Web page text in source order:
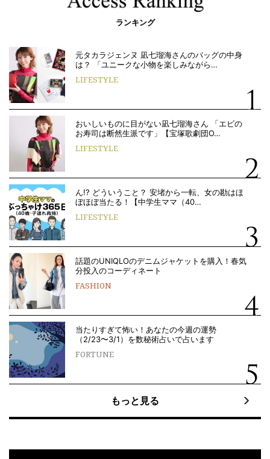
ランキング
元タカラジェンヌ 凪七瑠海さんのバッグの中身
は？ 「ユニークな小物を楽しみながら…
LIFESTYLE
おいしいものに目がない凪七瑠海さん 「エビの
お寿司は断然生派です」【宝塚歌劇団O…
LIFESTYLE
ん!? どういうこと？ 安堵から一転、女の勘はほ
ぼほぼ当たる！【中学生ママ（40…
LIFESTYLE
話題のUNIQLOのデニムジャケットを購入！春気
分投入のコーディネート
FASHION
当たりすぎて怖い！あなたの今週の運勢
（2/23〜3/1）を数秘術占いで占います
FORTUNE
もっと見る